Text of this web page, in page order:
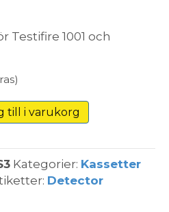
Testifire 1001 och
till i varukorg
Kategorier: Kassetter
Detector